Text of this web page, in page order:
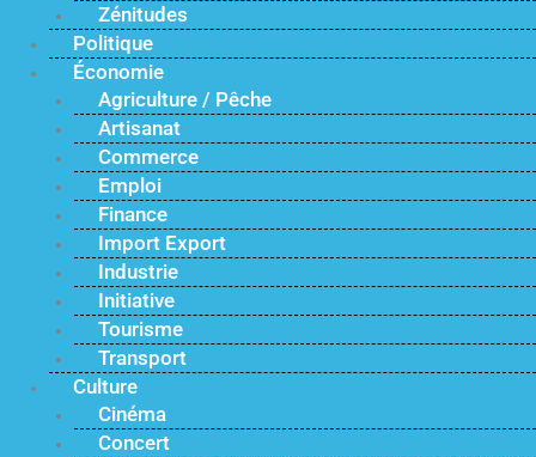
Zénitudes
Politique
Économie
Agriculture / Pêche
Artisanat
Commerce
Emploi
Finance
Import Export
Industrie
Initiative
Tourisme
Transport
Culture
Cinéma
Concert